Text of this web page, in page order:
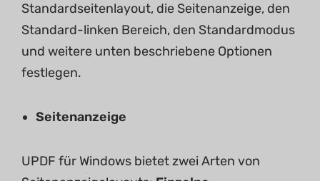
Standardseitenlayout, die Seitenanzeige, den
Standard-linken Bereich, den Standardmodus
und weitere unten beschriebene Optionen
festlegen.
Seitenanzeige
UPDF für Windows bietet zwei Arten von